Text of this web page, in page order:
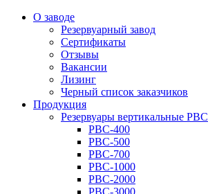
О заводе
Резервуарный завод
Сертификаты
Отзывы
Вакансии
Лизинг
Черный список заказчиков
Продукция
Резервуары вертикальные РВС
РВС-400
РВС-500
РВС-700
РВС-1000
РВС-2000
РВС-3000